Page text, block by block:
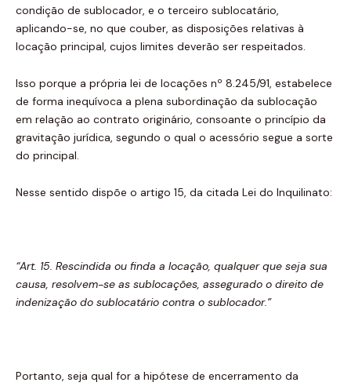
condição de sublocador, e o terceiro sublocatário,
aplicando-se, no que couber, as disposições relativas à
locação principal, cujos limites deverão ser respeitados.
Isso porque a própria lei de locações nº 8.245/91, estabelece
de forma inequívoca a plena subordinação da sublocação
em relação ao contrato originário, consoante o princípio da
gravitação jurídica, segundo o qual o acessório segue a sorte
do principal.
Nesse sentido dispõe o artigo 15, da citada Lei do Inquilinato:
“Art. 15. Rescindida ou finda a locação, qualquer que seja sua
causa, resolvem-se as sublocações, assegurado o direito de
indenização do sublocatário contra o sublocador.”
Portanto, seja qual for a hipótese de encerramento da